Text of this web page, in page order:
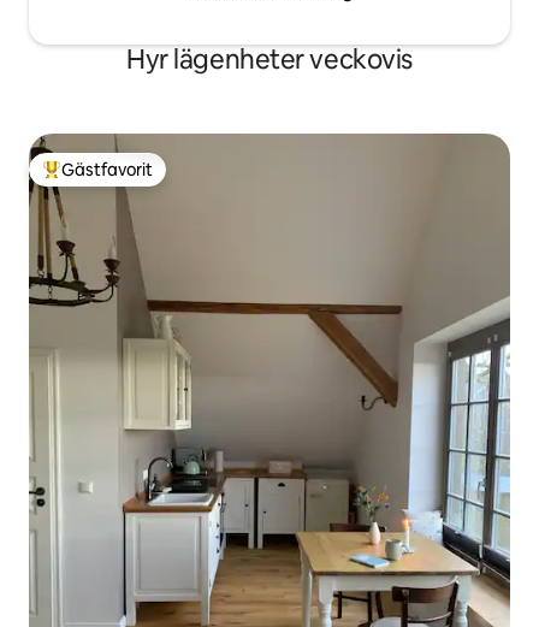
Hyr lägenheter veckovis
Populär gästfavorit
Gästfavorit